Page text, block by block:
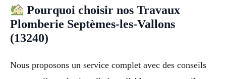
Pourquoi choisir nos Travaux
Plomberie Septèmes-les-Vallons
(13240)
Nous proposons un service complet avec des conseils